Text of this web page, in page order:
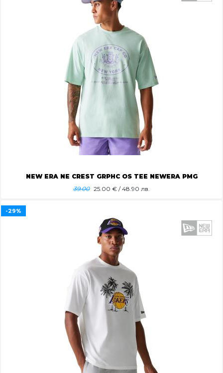
NEW ERA NE CREST GRPHC OS TEE NEWERA PMG
39.00 25.00 € / 48.90 лв.
-29%